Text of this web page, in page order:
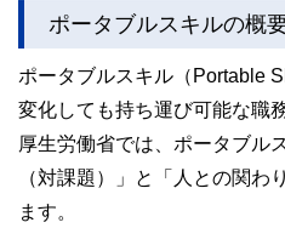
かしく感じられる年金や
をわかりやすく発信して
執筆者・監修者による執
やすさはもちろんのこと
な情報発信を実現してい
ポータブルスキルの概
ポータブルスキル（Portable
変化しても持ち運び可能な職
厚生労働省では、ポータブル
（対課題）」と「人との関わ
ます。